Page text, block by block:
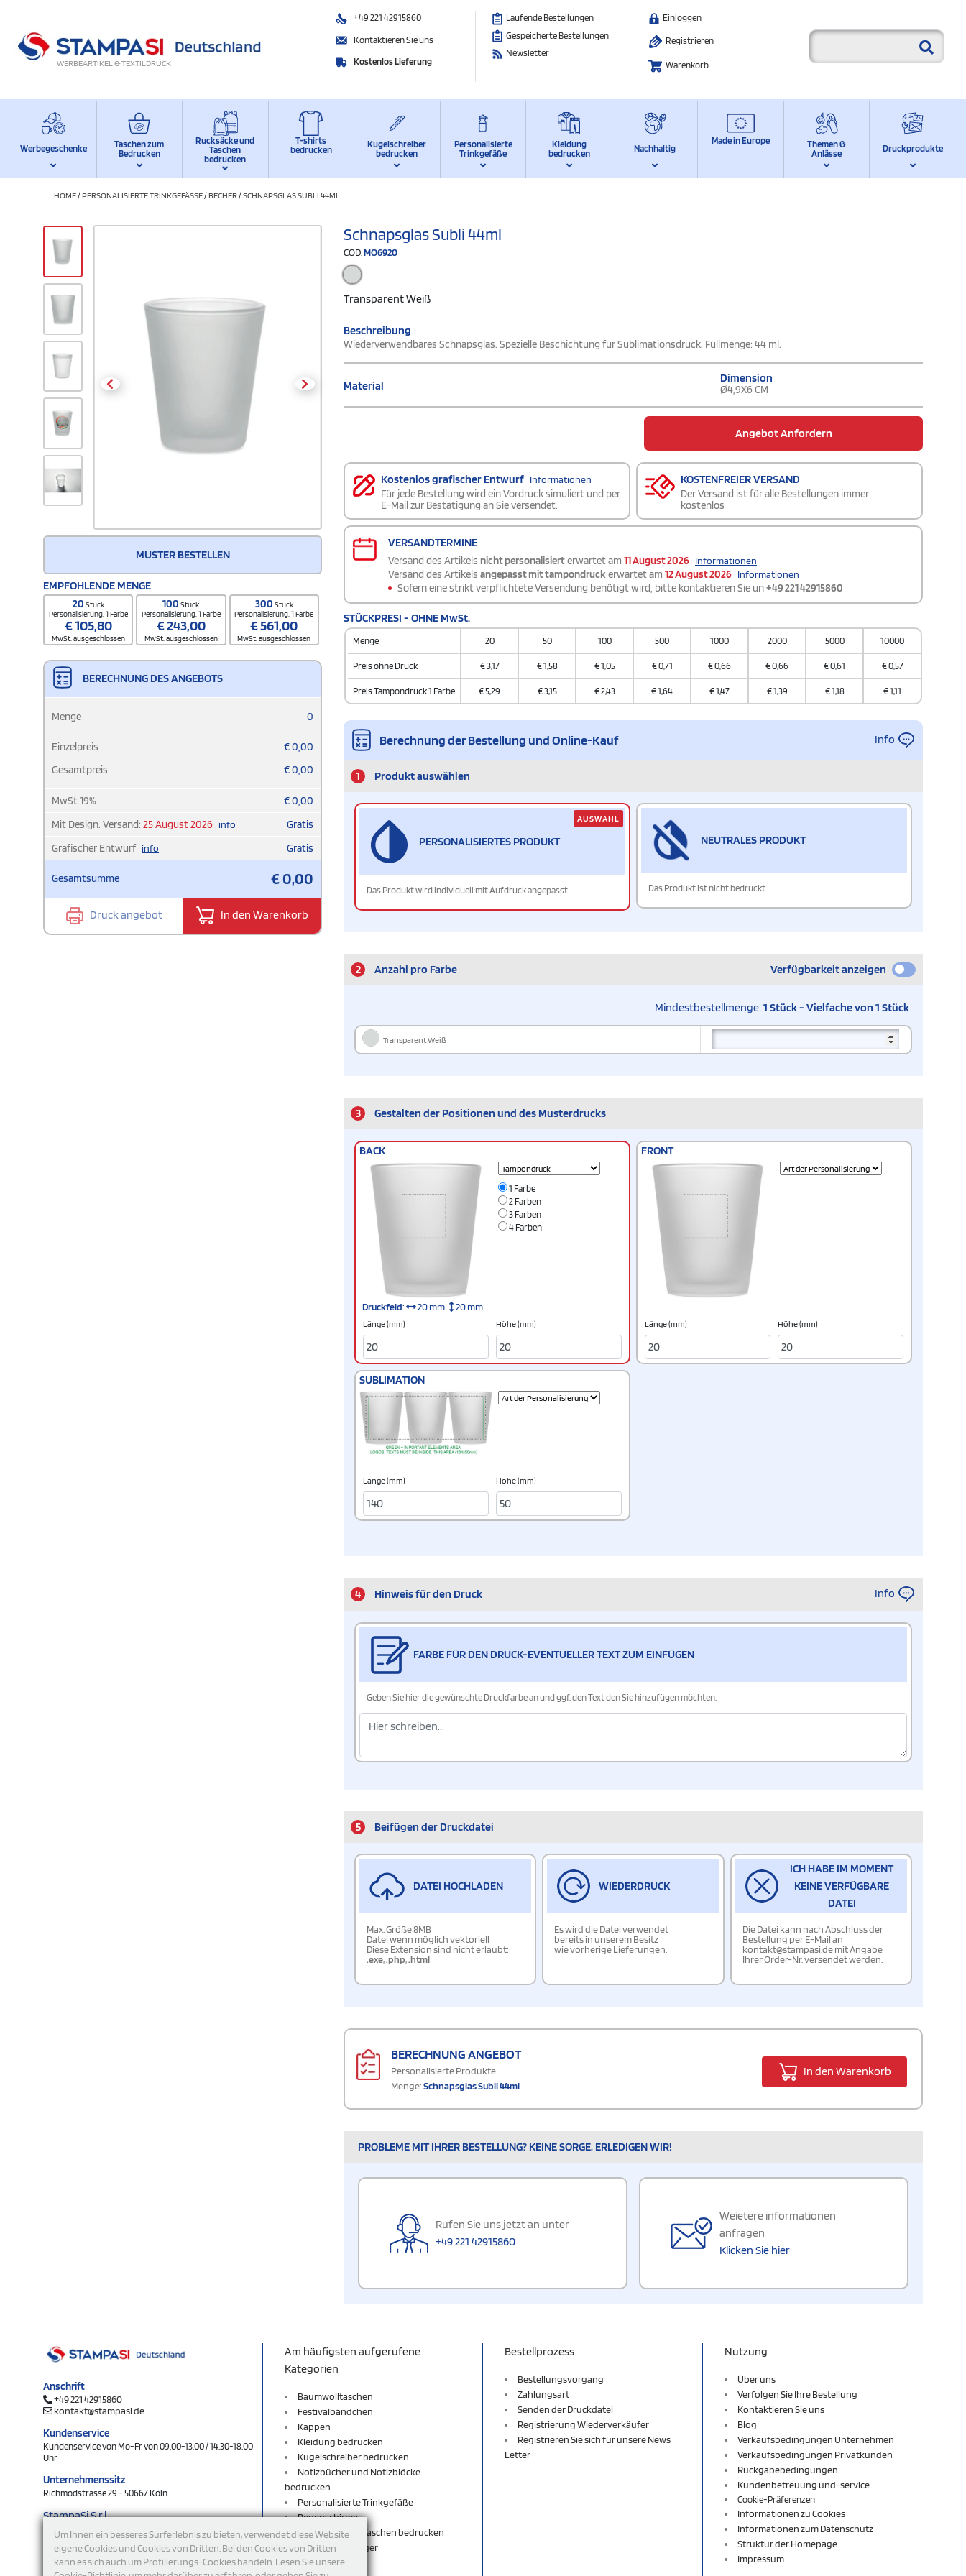
Um Ihnen ein besseres Surferlebnis zu bieten, verwendet diese Website
eigene Cookies und Cookies von Dritten. Bei den Cookies von Dritten
kann es sich auch um Profilierungs-Cookies handeln. Lesen Sie unsere
WERBEARTIKEL & TEXTILDRUCK
+49 221 42915860
Kontaktieren Sie uns
Kostenlos Lieferung
Laufende Bestellungen
Gespeicherte Bestellungen
Newsletter
Einloggen
Registrieren
Warenkorb
Werbegeschenke
Taschen zum
Bedrucken
Rucksäcke und
Taschen
bedrucken
T-shirts
bedrucken
Kugelschreiber
bedrucken
Personalisierte
Trinkgefäße
Kleidung
bedrucken
Nachhaltig
Made in Europe
Themen &
Anlässe
Druckprodukte
HOME/PERSONALISIERTE TRINKGEFÄSSE /BECHER/SCHNAPSGLAS SUBLI 44ML
MUSTER BESTELLEN
EMPFOHLENDE MENGE
20 Stück
Personalisierung. 1 Farbe
€105,80
MwSt. ausgeschlossen
100Stück
Personalisierung. 1 Farbe
€243,00
MwSt. ausgeschlossen
300 Stück
Personalisierung. 1 Farbe
€561,00
MwSt. ausgeschlossen
BERECHNUNG DES ANGEBOTS
Menge 0
Einzelpreis €0,00
Gesamtpreis
€0,00
MwSt19% €0,00
Mit Design. Versand: 25 August 2026 info
Gratis
Grafischer Entwurf info Gratis
Gesamtsumme €0,00
Druck angebot In den Warenkorb
Schnapsglas Subli 44ml
COD.MO6920
Transparent Weiß
Beschreibung
Wiederverwendbares Schnapsglas. Spezielle Beschichtung für Sublimationsdruck. Füllmenge: 44 ml.
Material
Dimension
Ø4,9X6 CM
Angebot Anfordern
Kostenlos grafischer Entwurf Informationen
Für jede Bestellung wird ein Vordruck simuliert und per
E-Mail zur Bestätigung an Sie versendet.
KOSTENFREIER VERSAND
Der Versand ist für alle Bestellungen immer
kostenlos
VERSANDTERMINE
Versand des Artikels nicht personalisierterwartet am 11 August 2026 Informationen
Versand des Artikels angepasst mit tampondruckerwartet am 12 August 2026 Informationen
Sofern eine strikt verpflichtete Versendung benötigt wird, bitte kontaktieren Sie un+49 221 42915860
STÜCKPRESI - OHNE MwSt.
Menge 20 50 100 500 1000 2000 5000 10000
Preis ohne Druck €3,17 €1,58 €1,05 €0,71 €0,66 €0,66 €0,61 €0,57
Preis Tampondruck 1 Farbe €5,29 €3,15 €2,43 €1,64 €1,47 €1,39 €1,18 €1,11
Berechnung der Bestellung und Online-Kauf Info
1 Produkt auswählen
PERSONALISIERTES PRODUKT
Das Produkt wird individuell mit Aufdruck angepasst
AUSWAHL
NEUTRALES PRODUKT
Das Produkt ist nicht bedruckt.
2 Anzahl pro Farbe Verfügbarkeit anzeigen
Mindestbestellmenge:1 Stück - Vielfache von 1 Stück
Transparent Weiß
3 Gestalten der Positionen und des Musterdrucks
BACK
1 Farbe
2 Farben
3 Farben
4 Farben
Druckfeld: 20 mm 20 mm
Länge (mm) Höhe (mm)
FRONT
Länge (mm) Höhe (mm)
SUBLIMATION
Länge (mm) Höhe (mm)
4 Hinweis für den Druck Info
FARBE FÜR DEN DRUCK-EVENTUELLER TEXT ZUM EINFÜGEN
Geben Sie hier die gewünschte Druckfarbe an und ggf. den Text den Sie hinzufügen möchten.
5 Beifügen der Druckdatei
DATEI HOCHLADEN
Max. Größe 8MB
Datei wenn möglich vektoriell
Diese Extension sind nicht erlaubt:
.exe,.php,.html
WIEDERDRUCK
Es wird die Datei verwendet
bereits in unserem Besitz
wie vorherige Lieferungen.
ICH HABE IM MOMENT
KEINE VERFÜGBARE
DATEI
Die Datei kann nach Abschluss der
Bestellung per E-Mail an
kontakt@stampasi.de mit Angabe
Ihrer Order-Nr. versendet werden.
BERECHNUNG ANGEBOT
Personalisierte Produkte
Menge:Schnapsglas Subli 44ml
In den Warenkorb
PROBLEME MIT IHRER BESTELLUNG? KEINE SORGE, ERLEDIGEN WIR!
Rufen Sie uns jetzt an unter
+49 221 42915860
Weietere informationen
anfragen
Klicken Sie hier
Anschrift
+49 221 42915860
kontakt@stampasi.de
Kundenservice
Kundenservice von Mo-Fr von 09.00-13.00 / 14.30-18.00
Uhr
Unternehmenssitz
Richmodstrasse 29 - 50667 Köln
StampaSi S.r.l.
folgen Sie uns
Am häufigsten aufgerufene
Kategorien
Baumwolltaschen
Festivalbändchen
Kappen
Kleidung bedrucken
Kugelschreiber bedrucken
Notizbücher und Notizblöcke
bedrucken
Personalisierte Trinkgefäße
Regenschirme
Rucksäcke und Taschen bedrucken
Schlüsselanhänger
Schlüsselbänder
Bestellprozess
Bestellungsvorgang
Zahlungsart
Senden der Druckdatei
Registrierung Wiederverkäufer
Registrieren Sie sich für unsere News
Letter
Nutzung
Über uns
Verfolgen Sie Ihre Bestellung
Kontaktieren Sie uns
Blog
Verkaufsbedingungen Unternehmen
Verkaufsbedingungen Privatkunden
Rückgabebedingungen
Kundenbetreuung und-service
Cookie-Präferenzen
Informationen zu Cookies
Informationen zum Datenschutz
Struktur der Homepage
Impressum